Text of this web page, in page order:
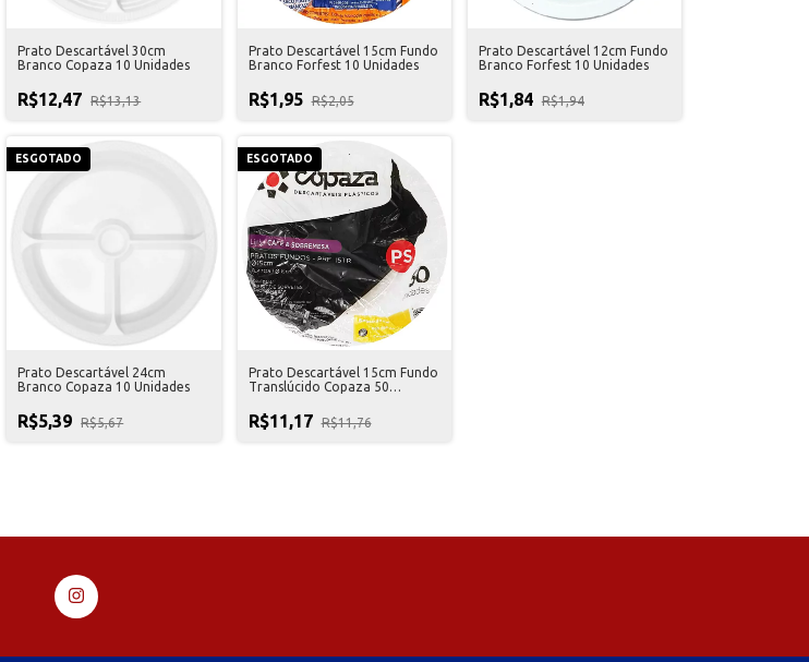
Prato Descartável 30cm
Branco Copaza 10 Unidades
R$12,47 R$13,13
Prato Descartável 15cm Fundo
Branco Forfest 10 Unidades
R$1,95 R$2,05
Prato Descartável 12cm Fundo
Branco Forfest 10 Unidades
R$1,84 R$1,94
ESGOTADO
Prato Descartável 24cm
Branco Copaza 10 Unidades
R$5,39 R$5,67
ESGOTADO
Prato Descartável 15cm Fundo
Translúcido Copaza 50
R$11,17 R$11,76